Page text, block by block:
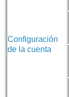
Configuración
de la cuenta